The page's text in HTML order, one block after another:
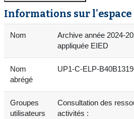
Informations sur l'espace
Nom
Archive année 2024-
appliquée EIED
Nom
abrégé
UP1-C-ELP-
Groupes
utilisateurs
Consultation des
activités :